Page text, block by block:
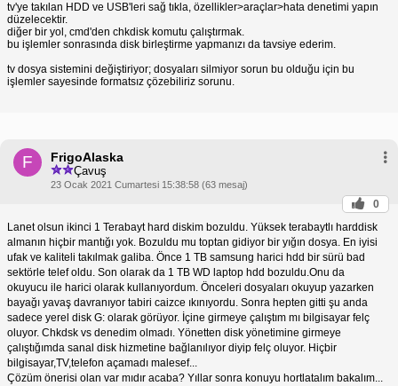
tv'ye takılan HDD ve USB'leri sağ tıkla, özellikler>araçlar>hata denetimi yapın
düzelecektir.
diğer bir yol, cmd'den chkdisk komutu çalıştırmak.
bu işlemler sonrasında disk birleştirme yapmanızı da tavsiye ederim.
tv dosya sistemini değiştiriyor; dosyaları silmiyor sorun bu olduğu için bu
işlemler sayesinde formatsız çözebiliriz sorunu.
F FrigoAlaska
Çavuş
23 Ocak 2021 Cumartesi 15:38:58 (63 mesaj)
0
Lanet olsun ikinci 1 Terabayt hard diskim bozuldu. Yüksek terabaytlı harddisk
almanın hiçbir mantığı yok. Bozuldu mu toptan gidiyor bir yığın dosya. En iyisi
ufak ve kaliteli takılmak galiba. Önce 1 TB samsung harici hdd bir sürü bad
sektörle telef oldu. Son olarak da 1 TB WD laptop hdd bozuldu.Onu da
okuyucu ile harici olarak kullanıyordum. Önceleri dosyaları okuyup yazarken
bayağı yavaş davranıyor tabiri caizce ıkınıyordu. Sonra hepten gitti şu anda
sadece yerel disk G: olarak görüyor. İçine girmeye çalıştım mı bilgisayar felç
oluyor. Chkdsk vs denedim olmadı. Yönetten disk yönetimine girmeye
çalıştığımda sanal disk hizmetine bağlanılıyor diyip felç oluyor. Hiçbir
bilgisayar,TV,telefon açamadı malesef...
Çözüm önerisi olan var mıdır acaba? Yıllar sonra konuyu hortlatalım bakalım...